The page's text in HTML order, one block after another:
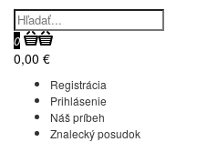
0
0,00 €
Registrácia
Prihlásenie
Náš príbeh
Znalecký posudok